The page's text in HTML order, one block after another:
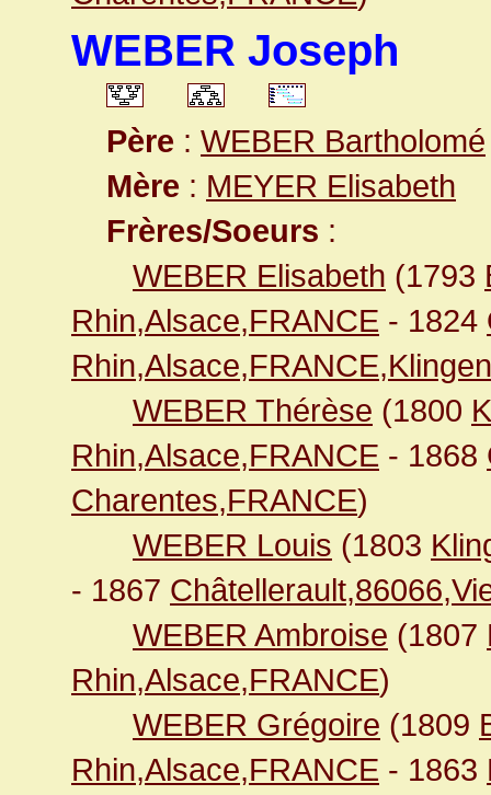
WEBER Joseph
Père : WEBER Bartholomé
Mère : MEYER Elisabeth
Frères/Soeurs :
WEBER Elisabeth (1793
Rhin,Alsace,FRANCE - 1824
WEBER Thérèse (1800
Rhin,Alsace,FRANCE - 1868
Charentes,FRANCE)
WEBER Louis (1803
- 1867
WEBER Ambroise (1807
Rhin,Alsace,FRANCE)
WEBER Grégoire (1809
Rhin,Alsace,FRANCE - 1863